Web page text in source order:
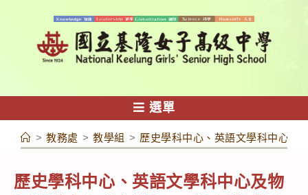
容
選單
> 教務處 > 教學組 > 歷史學科中心、英語文學科中心及
歷史學科中心、英語文學科中心及物